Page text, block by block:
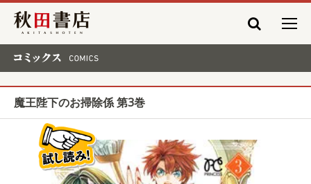
秋田書店
魔王陛下のお掃除係 第3巻